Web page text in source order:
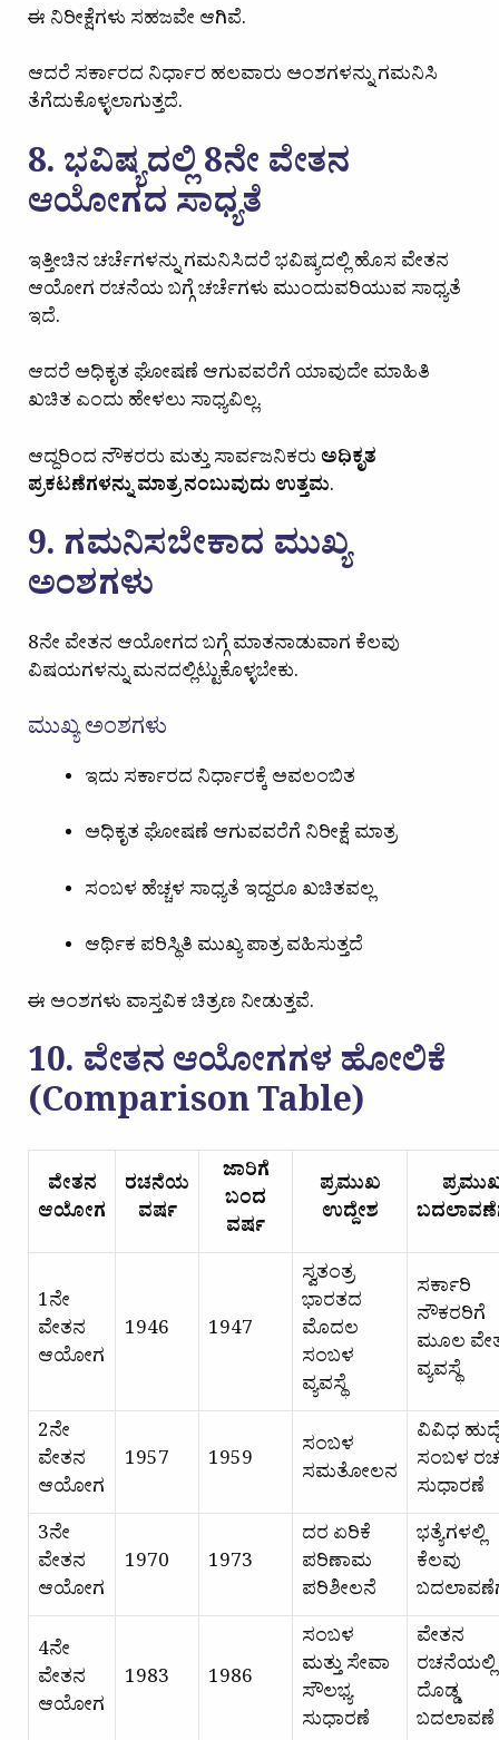
ಈ ನಿರೀಕ್ಷೆಗಳು ಸಹಜವೇ ಆಗಿವೆ.
ಆದರೆ ಸರ್ಕಾರದ ನಿರ್ಧಾರ ಹಲವಾರು ಅಂಶಗಳನ್ನು ಗಮನಿಸಿ
ತೆಗೆದುಕೊಳ್ಳಲಾಗುತ್ತದೆ.
8. ಭವಿಷ್ಯದಲ್ಲಿ 8ನೇ ವೇತನ
ಆಯೋಗದ ಸಾಧ್ಯತೆ
ಇತ್ತೀಚಿನ ಚರ್ಚೆಗಳನ್ನು ಗಮನಿಸಿದರೆ ಭವಿಷ್ಯದಲ್ಲಿ ಹೊಸ ವೇತನ
ಆಯೋಗ ರಚನೆಯ ಬಗ್ಗೆ ಚರ್ಚೆಗಳು ಮುಂದುವರಿಯುವ ಸಾಧ್ಯತೆ
ಇದೆ.
ಆದರೆ ಅಧಿಕೃತ ಘೋಷಣೆ ಆಗುವವರೆಗೆ ಯಾವುದೇ ಮಾಹಿತಿ
ಖಚಿತ ಎಂದು ಹೇಳಲು ಸಾಧ್ಯವಿಲ್ಲ.
ಆದ್ದರಿಂದ ನೌಕರರು ಮತ್ತು ಸಾರ್ವಜನಿಕರು ಅಧಿಕೃತ
ಪ್ರಕಟಣೆಗಳನ್ನು ಮಾತ್ರ ನಂಬುವುದು ಉತ್ತಮ.
9. ಗಮನಿಸಬೇಕಾದ ಮುಖ್ಯ
ಅಂಶಗಳು
8ನೇ ವೇತನ ಆಯೋಗದ ಬಗ್ಗೆ ಮಾತನಾಡುವಾಗ ಕೆಲವು
ವಿಷಯಗಳನ್ನು ಮನದಲ್ಲಿಟ್ಟುಕೊಳ್ಳಬೇಕು.
ಮುಖ್ಯ ಅಂಶಗಳು
ಇದು ಸರ್ಕಾರದ ನಿರ್ಧಾರಕ್ಕೆ ಅವಲಂಬಿತ
ಅಧಿಕೃತ ಘೋಷಣೆ ಆಗುವವರೆಗೆ ನಿರೀಕ್ಷೆ ಮಾತ್ರ
ಸಂಬಳ ಹೆಚ್ಚಳ ಸಾಧ್ಯತೆ ಇದ್ದರೂ ಖಚಿತವಲ್ಲ
ಆರ್ಥಿಕ ಪರಿಸ್ಥಿತಿ ಮುಖ್ಯ ಪಾತ್ರ ವಹಿಸುತ್ತದೆ
ಈ ಅಂಶಗಳು ವಾಸ್ತವಿಕ ಚಿತ್ರಣ ನೀಡುತ್ತವೆ.
10. ವೇತನ ಆಯೋಗಗಳ ಹೋಲಿಕೆ
(Comparison Table)
ವೇತನ
ಆಯೋಗ
ರಚನೆಯ
ವರ್ಷ
ಜಾರಿಗೆ
ಬಂದ
ವರ್ಷ
ಪ್ರಮುಖ
ಉದ್ದೇಶ
1ನೇ
ವೇತನ
ಆಯೋಗ
1946 1947
ಸ್ವತಂತ್ರ
ಭಾರತದ
ಮೊದಲ
ಸಂಬಳ
ವ್ಯವಸ್ಥೆ
ಸರ್ಕಾರಿ
ನೌಕರರಿಗೆ
ಮೂಲ
ವ್ಯವಸ್ಥೆ
2ನೇ
ವೇತನ
ಆಯೋಗ
1957 1959
ಸಂಬಳ
ಸಮತೋಲನ
ವಿವಿಧ
ಸಂಬಳ
ಸುಧಾರಣೆ
3ನೇ
ವೇತನ
ಆಯೋಗ
1970 1973
ದರ ಏರಿಕೆ
ಪರಿಣಾಮ
ಪರಿಶೀಲನೆ
ಭತ್ಯೆಗಳಲ್ಲಿ
ಕೆಲವು
4ನೇ
ವೇತನ
ಆಯೋಗ
1983 1986
ಸಂಬಳ
ಮತ್ತು ಸೇವಾ
ಸೌಲಭ್ಯ
ಸುಧಾರಣೆ
ವೇತನ
ರಚನೆಯಲ್ಲಿ
ದೊಡ್ಡ
ಬದಲಾವಣೆ